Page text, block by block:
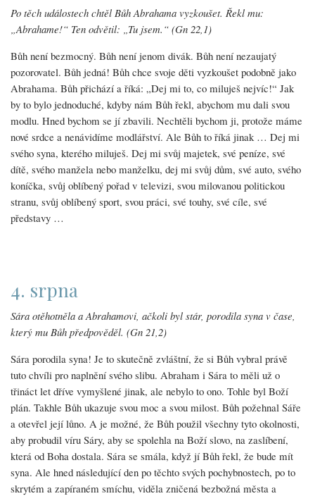
Po těch událostech chtěl Bůh Abrahama vyzkoušet. Řekl mu:
„Abrahame!“ Ten odvětil: „Tu jsem.“ (Gn 22,1)
Bůh není bezmocný. Bůh není jenom divák. Bůh není nezaujatý
pozorovatel. Bůh jedná! Bůh chce svoje děti vyzkoušet podobně jako
Abrahama. Bůh přichází a říká: „Dej mi to, co miluješ nejvíc!“ Jak
by to bylo jednoduché, kdyby nám Bůh řekl, abychom mu dali svou
modlu. Hned bychom se jí zbavili. Nechtěli bychom ji, protože máme
nové srdce a nenávidíme modlářství. Ale Bůh to říká jinak … Dej mi
svého syna, kterého miluješ. Dej mi svůj majetek, své peníze, své
dítě, svého manžela nebo manželku, dej mi svůj dům, své auto, svého
koníčka, svůj oblíbený pořad v televizi, svou milovanou politickou
stranu, svůj oblíbený sport, svou práci, své touhy, své cíle, své
představy …
4. srpna
Sára otěhotněla a Abrahamovi, ačkoli byl stár, porodila syna v čase,
který mu Bůh předpověděl. (Gn 21,2)
Sára porodila syna! Je to skutečně zvláštní, že si Bůh vybral právě
tuto chvíli pro naplnění svého slibu. Abraham i Sára to měli už o
třináct let dříve vymyšlené jinak, ale nebylo to ono. Tohle byl Boží
plán. Takhle Bůh ukazuje svou moc a svou milost. Bůh požehnal Sáře
a otevřel její lůno. A je možné, že Bůh použil všechny tyto okolnosti,
aby probudil víru Sáry, aby se spolehla na Boží slovo, na zaslíbení,
která od Boha dostala. Sára se smála, když jí Bůh řekl, že bude mít
syna. Ale hned následující den po těchto svých pochybnostech, po to
skrytém a zapíraném smíchu, viděla zničená bezbožná města a